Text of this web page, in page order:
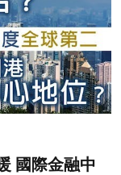
國際金融中